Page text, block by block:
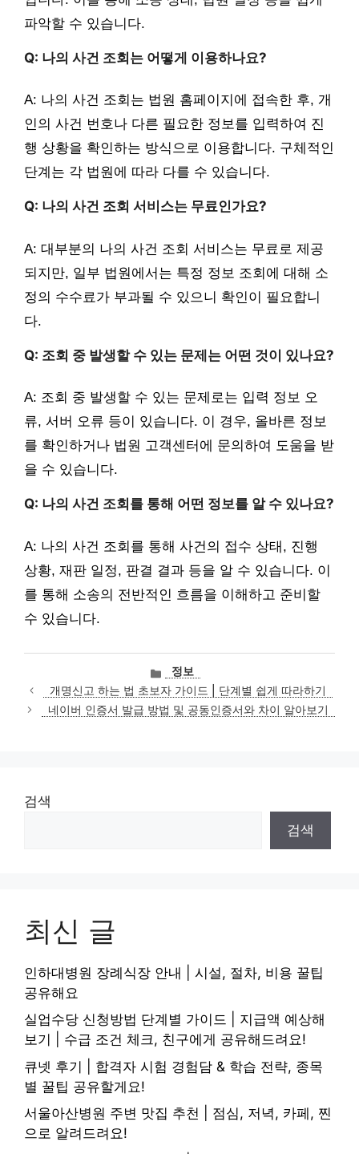
파악할 수 있습니다.
Q: 나의 사건 조회는 어떻게 이용하나요?
A: 나의 사건 조회는 법원 홈페이지에 접속한 후, 개
인의 사건 번호나 다른 필요한 정보를 입력하여 진
행 상황을 확인하는 방식으로 이용합니다. 구체적인
단계는 각 법원에 따라 다를 수 있습니다.
Q: 나의 사건 조회 서비스는 무료인가요?
A: 대부분의 나의 사건 조회 서비스는 무료로 제공
되지만, 일부 법원에서는 특정 정보 조회에 대해 소
정의 수수료가 부과될 수 있으니 확인이 필요합니
다.
Q: 조회 중 발생할 수 있는 문제는 어떤 것이 있나요?
A: 조회 중 발생할 수 있는 문제로는 입력 정보 오
류, 서버 오류 등이 있습니다. 이 경우, 올바른 정보
를 확인하거나 법원 고객센터에 문의하여 도움을 받
을 수 있습니다.
Q: 나의 사건 조회를 통해 어떤 정보를 알 수 있나요?
A: 나의 사건 조회를 통해 사건의 접수 상태, 진행
상황, 재판 일정, 판결 결과 등을 알 수 있습니다. 이
를 통해 소송의 전반적인 흐름을 이해하고 준비할
수 있습니다.
카
테
고
리
정보
개명신고 하는 법 초보자 가이드 | 단계별 쉽게 따라하기
네이버 인증서 발급 방법 및 공동인증서와 차이 알아보기
검색
검색
최신 글
인하대병원 장례식장 안내 | 시설, 절차, 비용 꿀팁
공유해요
실업수당 신청방법 단계별 가이드 | 지급액 예상해
보기 | 수급 조건 체크, 친구에게 공유해드려요!
큐넷 후기 | 합격자 시험 경험담 & 학습 전략, 종목
별 꿀팁 공유할게요!
서울아산병원 주변 맛집 추천 | 점심, 저녁, 카페, 찐
으로 알려드려요!